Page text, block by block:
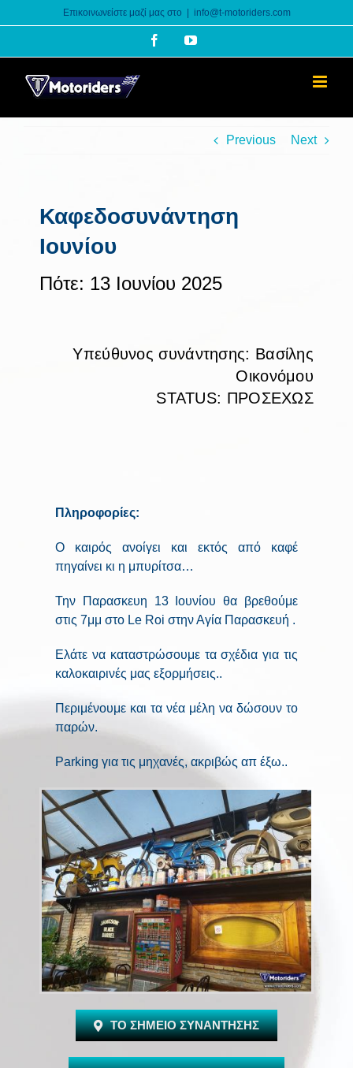
to
Επικοινωνείστε μαζί μας στο info@t-motoriders.com
FacebookYouTube
Previous Next
Καφεδοσυνάντηση
Ιουνίου
Πότε: 13 Ιουνίου 2025
Υπεύθυνος συνάντησης: Βασίλης
Οικονόμου
STATUS: ΠΡΟΣΕΧΩΣ
Πληροφορίες:
O καιρός ανοίγει και εκτός από καφέ
πηγαίνει κι η μπυρίτσα…
Την Παρασκευη 13 Ιουνίου θα βρεθούμε
στις 7μμ στο Le Roi στην Αγία Παρασκευή .
Ελάτε να καταστρώσουμε τα σχέδια για τις
καλοκαιρινές μας εξορμήσεις..
Περιμένουμε και τα νέα μέλη να δώσουν το
παρών.
Parking για τις μηχανές, ακριβώς απ έξω..
ΤΟ ΣΗΜΕΙΟ ΣΥΝΑΝΤΗΣΗΣ